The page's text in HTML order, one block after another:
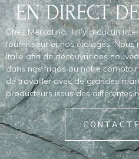
EN DIRECT
Chez Mercatino, il n’y a aucun
fournisseur et nos étalages.
Italie afin de découvrir des
dans nos frigos ou notre
de travailler avec de grandes
producteurs issus des différentes